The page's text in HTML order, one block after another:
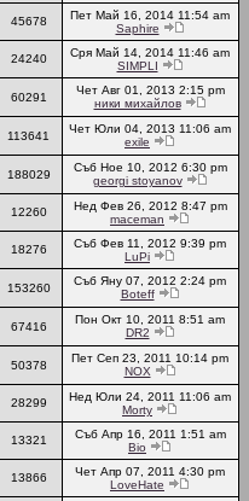
45678
Пет Май 16, 2014 11:54 am
Saphire
24240
Сря Май 14, 2014 11:46 am
SIMPLI
60291
Чет Авг 01, 2013 2:15 pm
ники михайлов
113641
Чет Юли 04, 2013 11:06 am
exile
188029
Съб Ное 10, 2012 6:30 pm
georgi stoyanov
12260
Нед Фев 26, 2012 8:47 pm
maceman
18276
Съб Фев 11, 2012 9:39 pm
LuPi
153260
Съб Яну 07, 2012 2:24 pm
Boteff
67416
Пон Окт 10, 2011 8:51 am
DR2
50378
Пет Сеп 23, 2011 10:14 pm
NOX
28299
Нед Юли 24, 2011 11:06 am
Morty
13321
Съб Апр 16, 2011 1:51 am
Bio
13866
Чет Апр 07, 2011 4:30 pm
LoveHate